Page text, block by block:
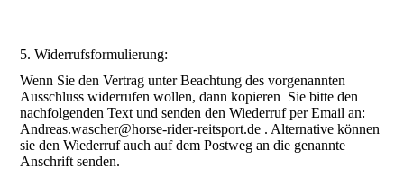
5. Widerrufsformulierung:
Wenn Sie den Vertrag unter Beachtung des vorgenannten
Ausschluss widerrufen wollen, dann kopieren Sie bitte den
nachfolgenden Text und senden den Wiederruf per Email an:
Andreas.wascher@horse-rider-reitsport.de . Alternative können
sie den Wiederruf auch auf dem Postweg an die genannte
Anschrift senden.